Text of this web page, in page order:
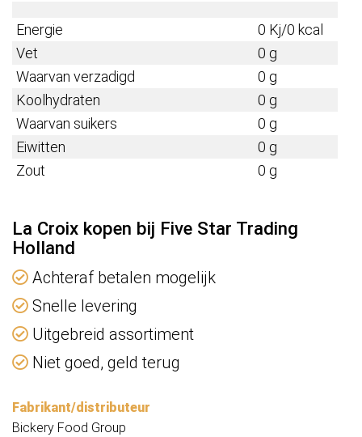
Energie
0 Kj/0 kcal
Vet
0 g
Waarvan verzadigd
0 g
Koolhydraten
0 g
Waarvan suikers
0 g
Eiwitten
0 g
Zout
0 g
La Croix kopen bij Five Star Trading
Holland
Achteraf betalen mogelijk
Snelle levering
Uitgebreid assortiment
Niet goed, geld terug
Fabrikant/distributeur
Bickery Food Group